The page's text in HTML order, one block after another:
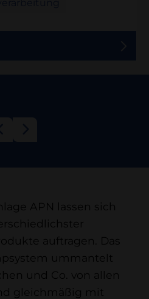
APN lassen sich
auftragen. Das
ummantelt
und Co. von allen
gleichmäßig mit